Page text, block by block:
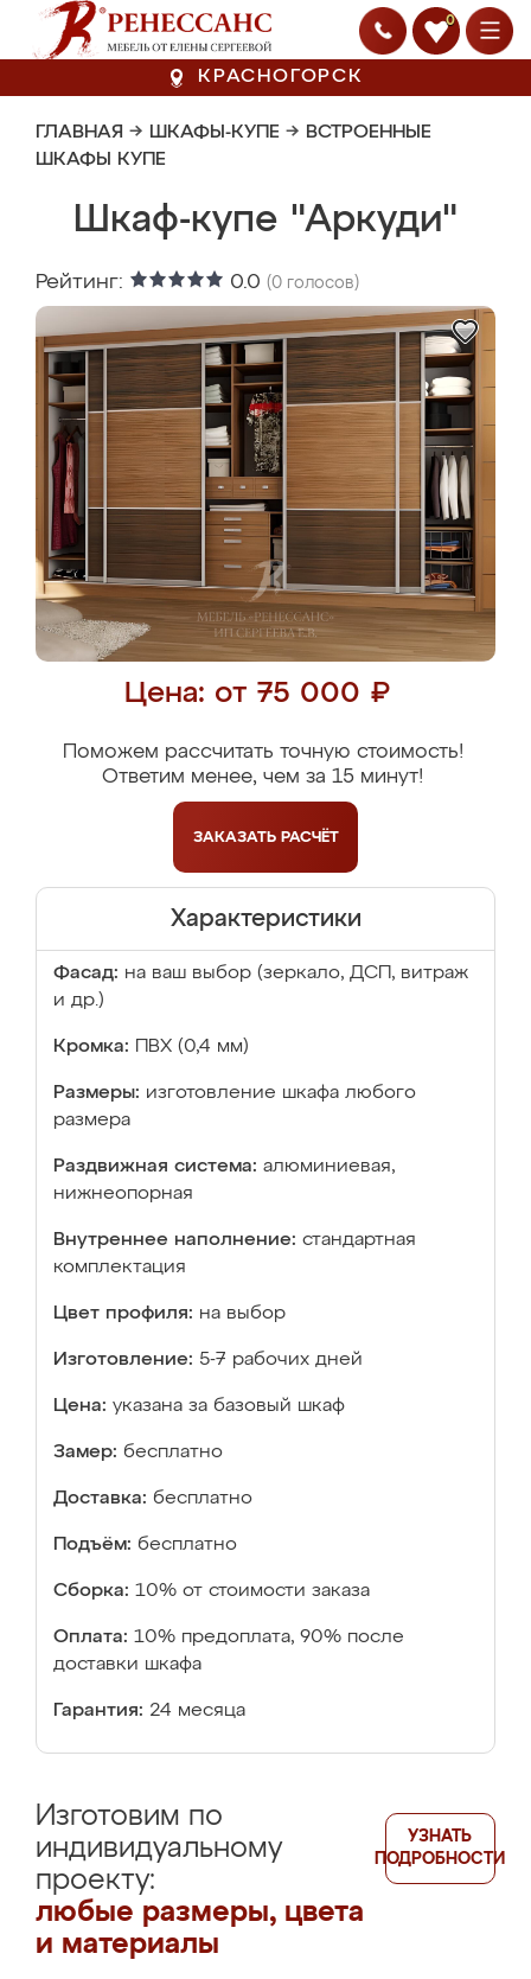
0
КРАСНОГОРСК
ГЛАВНАЯ → ШКАФЫ-КУПЕ → ВСТРОЕННЫЕ
ШКАФЫ КУПЕ
Шкаф-купе "Аркуди"
Рейтинг: 0.0 (0 голосов)
Цена: от 75 000 ₽
Поможем рассчитать точную стоимость!
Ответим менее, чем за 15 минут!
ЗАКАЗАТЬ РАСЧЁТ
Характеристики
Фасад: на ваш выбор (зеркало, ДСП, витраж
и др.)
Кромка: ПВХ (0,4 мм)
Размеры: изготовление шкафа любого
размера
Раздвижная система: алюминиевая,
нижнеопорная
Внутреннее наполнение: стандартная
комплектация
Цвет профиля: на выбор
Изготовление: 5-7 рабочих дней
Цена: указана за базовый шкаф
Замер: бесплатно
Доставка: бесплатно
Подъём: бесплатно
Сборка: 10% от стоимости заказа
Оплата: 10% предоплата, 90% после
доставки шкафа
Гарантия: 24 месяца
Изготовим по
индивидуальному
проекту:
любые размеры, цвета
и материалы
УЗНАТЬ
ПОДРОБНОСТИ